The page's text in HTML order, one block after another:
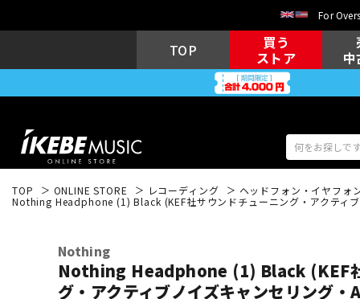
For
TOP
買う
ストア
TOP ONLINE STORE レコーディング ヘッドフォン・イヤフォ
Nothing Headphone (1) Black (KEF社サウンドチューニング・アクティ
Nothing
Nothing Headphone (1) Black (KEF
グ・アクティブノイズキャンセリング